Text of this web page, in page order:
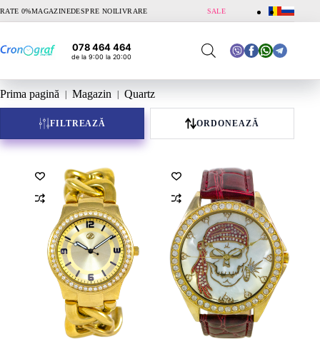
RATE 0%MAGAZINEDESPRE NOILIVRARE SALE
078 464 464
de la 9:00 la 20:00
Prima pagină Magazin Quartz
FILTREAZĂ ORDONEAZĂ